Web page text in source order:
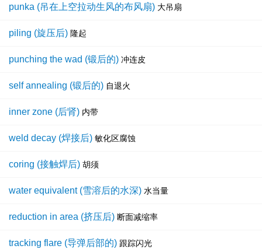
punka (吊在上空拉动生风的布风扇) 大吊扇
piling (旋压后) 隆起
punching the wad (锻后的) 冲连皮
self annealing (锻后的) 自退火
inner zone (后肾) 内带
weld decay (焊接后) 敏化区腐蚀
coring (接触焊后) 胡须
water equivalent (雪溶后的水深) 水当量
reduction in area (挤压后) 断面减缩率
tracking flare (导弹后部的) 跟踪闪光